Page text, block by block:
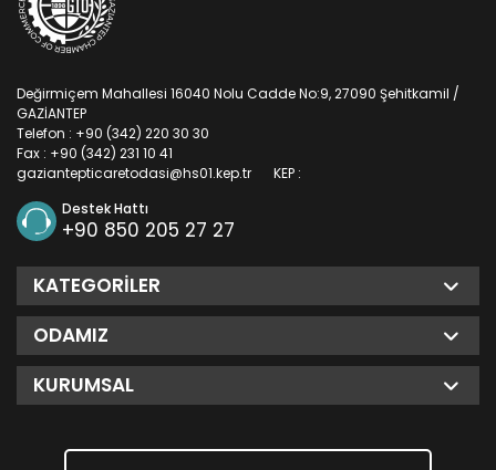
Değirmiçem Mahallesi 16040 Nolu Cadde No:9, 27090 Şehitkamil /
GAZİANTEP
Telefon : +90 (342) 220 30 30
Fax : +90 (342) 231 10 41
KEP :
gaziantepticaretodasi@hs01.kep.tr
Destek Hattı
+90 850 205 27 27
KATEGORILER
ODAMIZ
KURUMSAL